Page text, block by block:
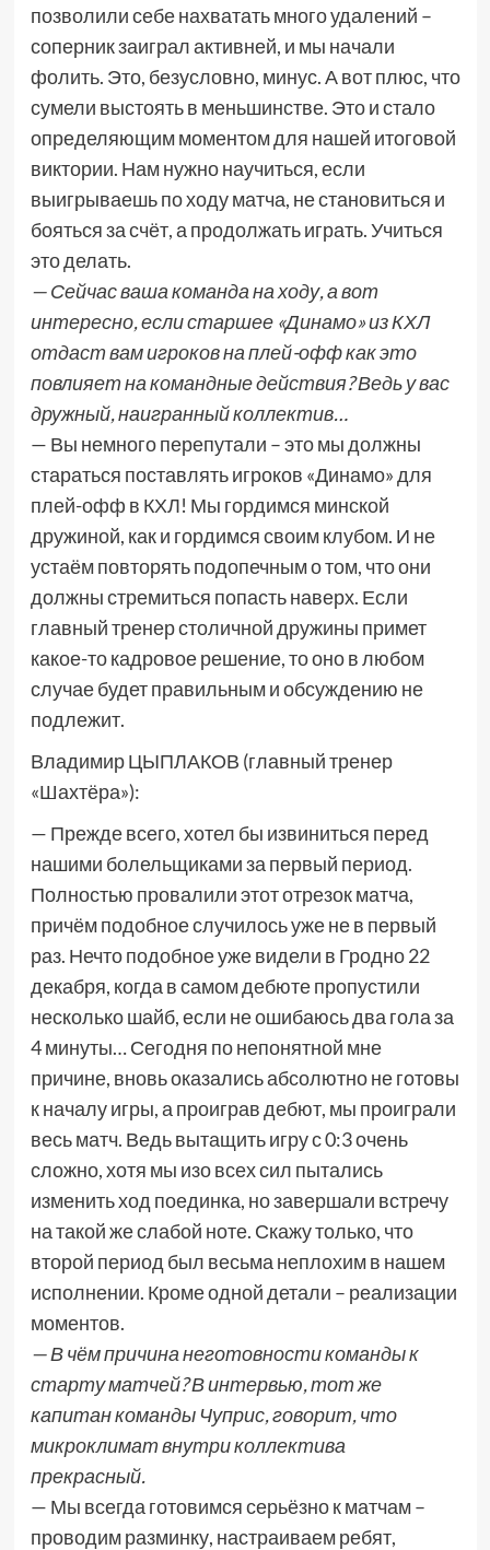
позволили себе нахватать много удалений –
соперник заиграл активней, и мы начали
фолить. Это, безусловно, минус. А вот плюс, что
сумели выстоять в меньшинстве. Это и стало
определяющим моментом для нашей итоговой
виктории. Нам нужно научиться, если
выигрываешь по ходу матча, не становиться и
бояться за счёт, а продолжать играть. Учиться
это делать.
— Сейчас ваша команда на ходу, а вот
интересно, если старшее «Динамо» из КХЛ
отдаст вам игроков на плей-офф как это
повлияет на командные действия? Ведь у вас
дружный, наигранный коллектив…
— Вы немного перепутали – это мы должны
стараться поставлять игроков «Динамо» для
плей-офф в КХЛ! Мы гордимся минской
дружиной, как и гордимся своим клубом. И не
устаём повторять подопечным о том, что они
должны стремиться попасть наверх. Если
главный тренер столичной дружины примет
какое-то кадровое решение, то оно в любом
случае будет правильным и обсуждению не
подлежит.
Владимир ЦЫПЛАКОВ (главный тренер
«Шахтёра»):
— Прежде всего, хотел бы извиниться перед
нашими болельщиками за первый период.
Полностью провалили этот отрезок матча,
причём подобное случилось уже не в первый
раз. Нечто подобное уже видели в Гродно 22
декабря, когда в самом дебюте пропустили
несколько шайб, если не ошибаюсь два гола за
4 минуты… Сегодня по непонятной мне
причине, вновь оказались абсолютно не готовы
к началу игры, а проиграв дебют, мы проиграли
весь матч. Ведь вытащить игру с 0:3 очень
сложно, хотя мы изо всех сил пытались
изменить ход поединка, но завершали встречу
на такой же слабой ноте. Скажу только, что
второй период был весьма неплохим в нашем
исполнении. Кроме одной детали – реализации
моментов.
— В чём причина неготовности команды к
старту матчей? В интервью, тот же
капитан команды Чуприс, говорит, что
микроклимат внутри коллектива
прекрасный.
— Мы всегда готовимся серьёзно к матчам –
проводим разминку, настраиваем ребят,